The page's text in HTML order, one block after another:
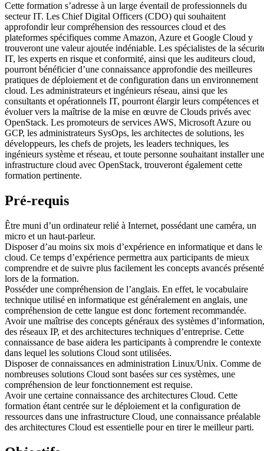
Cette formation s’adresse à un large éventail de professionnels du
secteur IT. Les Chief Digital Officers (CDO) qui souhaitent
approfondir leur compréhension des ressources cloud et des
plateformes spécifiques comme Amazon, Azure et Google Cloud y
trouveront une valeur ajoutée indéniable. Les spécialistes de la
IT, les experts en risque et conformité, ainsi que les auditeurs cloud,
pourront bénéficier d’une connaissance approfondie des meilleures
pratiques de déploiement et de configuration dans un environnement
cloud. Les administrateurs et ingénieurs réseau, ainsi que les
consultants et opérationnels IT, pourront élargir leurs compétences et
évoluer vers la maîtrise de la mise en œuvre de Clouds privés avec
OpenStack. Les promoteurs de services AWS, Microsoft Azure ou
GCP, les administrateurs SysOps, les architectes de solutions, les
développeurs, les chefs de projets, les leaders techniques, les
ingénieurs système et réseau, et toute personne souhaitant installer une
infrastructure cloud avec OpenStack, trouveront également cette
formation pertinente.
Pré-requis
Être muni d’un ordinateur relié à Internet, possédant une caméra, un
micro et un haut-parleur.
Disposer d’au moins six mois d’expérience en informatique et dans le
cloud. Ce temps d’expérience permettra aux participants de mieux
comprendre et de suivre plus facilement les concepts avancés
lors de la formation.
Posséder une compréhension de l’anglais. En effet, le vocabulaire
technique utilisé en informatique est généralement en anglais, une
compréhension de cette langue est donc fortement recommandée.
Avoir une maîtrise des concepts généraux des systèmes d’information,
des réseaux IP, et des architectures techniques d’entreprise. Cette
connaissance de base aidera les participants à comprendre le contexte
dans lequel les solutions Cloud sont utilisées.
Disposer de connaissances en administration Linux/Unix. Comme de
nombreuses solutions Cloud sont basées sur ces systèmes, une
compréhension de leur fonctionnement est requise.
Avoir une certaine connaissance des architectures Cloud. Cette
formation étant centrée sur le déploiement et la configuration de
ressources dans une infrastructure Cloud, une connaissance préalable
des architectures Cloud est essentielle pour en tirer le meilleur parti.